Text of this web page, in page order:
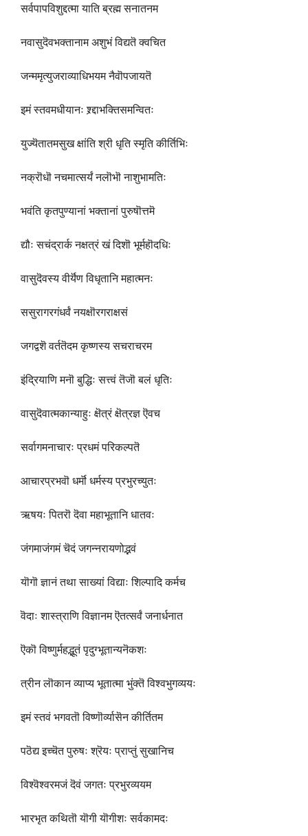
सर्वपापविशुद्दत्मा याति ब्रह्म सनातनम
नवासुदॆवभक्तानाम अशुभं विद्यतॆ क्वचित
जन्ममृत्युजराव्याधिभयम नैवॊपजायतॆ
इमं स्तवमधीयानः श्र्द्दाभक्तिसमन्वितः
युज्यॆतातमसुख क्षांति श्री धृति स्मृति कीर्तिभिः
नक्रॊधॊ नचमात्सर्यं नलॊभॊ नाशुभामतिः
भवंति कृतपुण्यानां भक्तानां पुरुषॊत्तमॆ
द्यौः सचंद्रार्क नक्षत्रं खं दिशॊ भूर्महॊदधिः
वासुदॆवस्य वीर्यॆण विधृतानि महात्मनः
ससुरागरगंधर्वं नयक्षॊरगराक्षसं
जगद्वशॆ वर्ततॆदम कृष्णस्य सचराचरम
इंद्रियाणि मनॊ बुद्धिः सत्त्वं तॆजॊ बलं धृतिः
वासुदॆवात्मकान्याहुः क्षॆत्रं क्षॆत्रज्ञ ऎवच
सर्वागमनाचारः प्रधमं परिकल्पतॆ
आचारप्रभवॊ धर्मॊ धर्मस्य प्रभुरच्युतः
ऋषयः पितरॊ दॆवा महाभूतानि धातवः
जंगमाजंगमं चॆदं जगन्नरायणोद्भवं
यॊगॊ ज्ञानं तथा साख्यां विद्याः शिल्पादि कर्मच
वॆदाः शास्त्राणि विज्ञानम ऎतत्सर्वं जनार्धनात
ऎकॊ विष्णुर्महद्भूतं पृदुग्भूतान्यनॆकशः
त्रीन लॊकान व्याप्य भूतात्मा भुंक्तॆ विश्वभुगव्ययः
इमं स्तवं भगवतॊ विष्णॊर्व्यासॆन कीर्तितम
पठॆद्य इच्चॆत पुरुषः श्रॆयः प्राप्तुं सुखानिच
विश्वॆश्वरमजं दॆवं जगतः प्रभुरव्ययम
भारभृत कथितॊ यॊगी यॊगीशः सर्वकामदः